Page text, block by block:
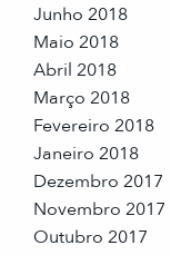
Junho 2018
Maio 2018
Abril 2018
Março 2018
Fevereiro 2018
Janeiro 2018
Dezembro 2017
Novembro 2017
Outubro 2017